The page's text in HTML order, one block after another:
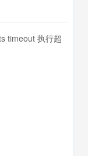
timeout 执行超